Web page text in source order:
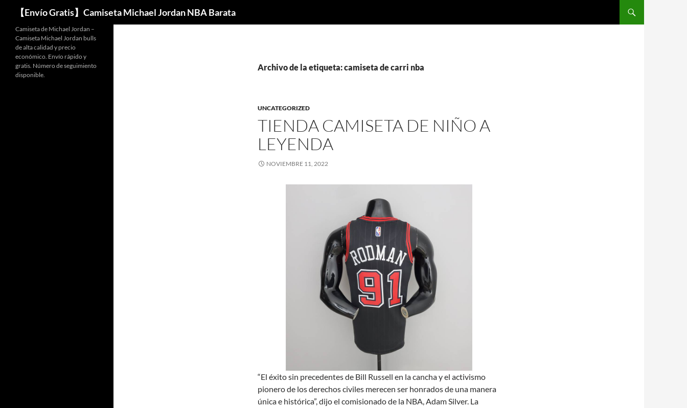
【Envío Gratis】Camiseta Michael Jordan NBA Barata
Buscar
Archivo de la etiqueta: camiseta de carri nba
UNCATEGORIZED
TIENDA CAMISETA DE NIÑO A
LEYENDA
NOVIEMBRE 11, 2022
“El éxito sin precedentes de Bill Russell en la cancha y el activismo
pionero de los derechos civiles merecen ser honrados de una manera
única e histórica”, dijo el comisionado de la NBA, Adam Silver. La
Camiseta de Michael Jordan –
Camiseta Michael Jordan bulls
de alta calidad y precio
económico. Envío rápido y
gratis. Número de seguimiento
disponible.